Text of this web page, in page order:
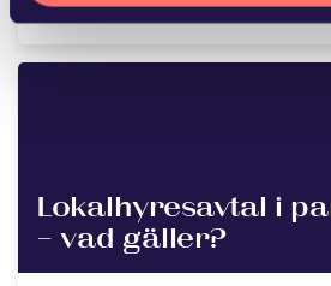
inte bär sig och det kan då vara av vä…
Lokalhyresavtal i
– vad gäller?